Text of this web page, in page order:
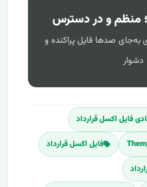
منظم و در دسترس
به‌جای صدها فایل پراکنده و
دشوار
فایل اکسل قرارداد
فایل اکسل قرارداد